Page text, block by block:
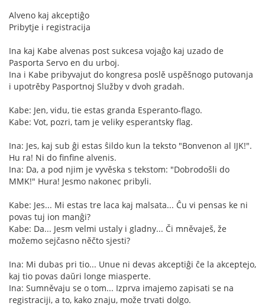
Alveno kaj akceptiĝo
Pribytje i registracija
Ina kaj Kabe alvenas post sukcesa vojaĝo kaj uzado de
Pasporta Servo en du urboj.
Ina i Kabe pribyvajut do kongresa poslě uspěšnogo putovanja
i upotrěby Pasportnoj Služby v dvoh gradah.
Kabe: Jen, vidu, tie estas granda Esperanto-flago.
Kabe: Vot, pozri, tam je veliky esperantsky flag.
Ina: Jes, kaj sub ĝi estas ŝildo kun la teksto "Bonvenon al IJK!".
Hu ra! Ni do finfine alvenis.
Ina: Da, a pod njim je vyvěska s tekstom: "Dobrodošli do
MMK!" Hura! Jesmo nakonec pribyli.
Kabe: Jes... Mi estas tre laca kaj malsata... Ĉu vi pensas ke ni
povas tuj ion manĝi?
Kabe: Da... Jesm velmi ustaly i gladny... Či mněvaješ, že
možemo sejčasno něčto sjesti?
Ina: Mi dubas pri tio... Unue ni devas akceptiĝi ĉe la akceptejo,
kaj tio povas daŭri longe miasperte.
Ina: Sumněvaju se o tom... Izprva imajemo zapisati se na
registraciji, a to, kako znaju, može trvati dolgo.